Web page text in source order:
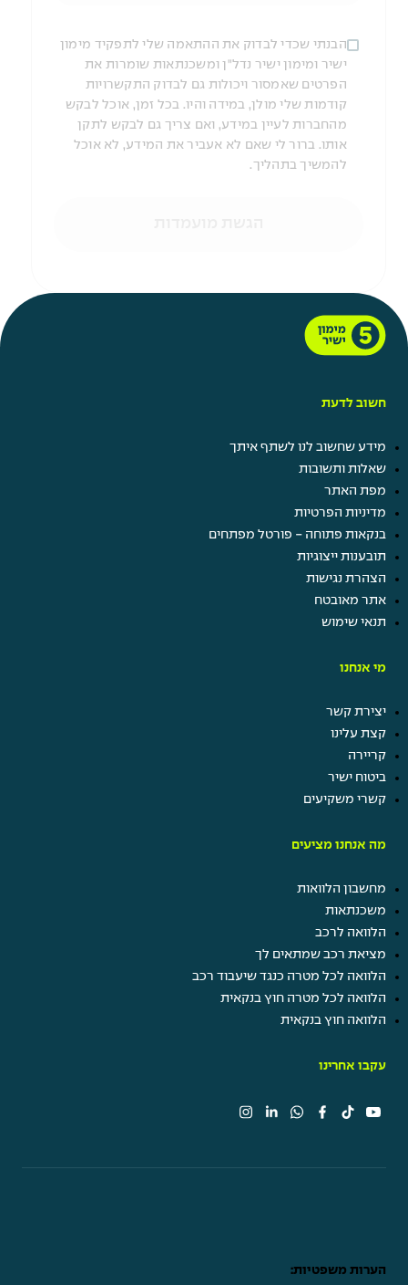
הבנתי שכדי לבדוק את ההתאמה שלי לתפקיד מימון
ישיר ומימון ישיר נדל"ן ומשכנתאות שומרות את
הפרטים שאמסור ויכולות גם לבדוק התקשרויות
קודמות שלי מולן, במידה והיו. בכל זמן, אוכל לבקש
מהחברות לעיין במידע, ואם צריך גם לבקש לתקן
אותו. ברור לי שאם לא אעביר את המידע, לא אוכל
להמשיך בתהליך.
חשוב לדעת
מידע שחשוב לנו לשתף איתך
שאלות ותשובות
מפת האתר
מדיניות הפרטיות
בנקאות פתוחה - פורטל מפתחים
תובענות ייצוגיות
הצהרת נגישות
אתר מאובטח
תנאי שימוש
מי אנחנו
יצירת קשר
קצת עלינו
קריירה
ביטוח ישיר
קשרי משקיעים
מה אנחנו מציעים
מחשבון הלוואות
משכנתאות
הלוואה לרכב
מציאת רכב שמתאים לך
הלוואה לכל מטרה כנגד שיעבוד רכב
הלוואה לכל מטרה חוץ בנקאית
הלוואה חוץ בנקאית
עקבו אחרינו
הערות משפטיות: